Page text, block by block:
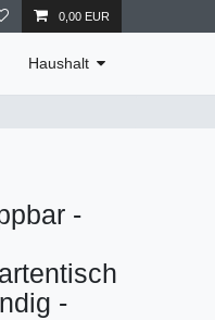
0,00 EUR
Haushalt
-
-